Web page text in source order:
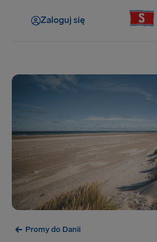
Zaloguj się
Promy do Danii